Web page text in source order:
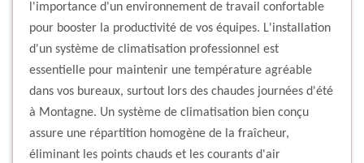
l'importance d'un environnement de travail confortable
pour booster la productivité de vos équipes. L'installation
d'un système de climatisation professionnel est
essentielle pour maintenir une température agréable
dans vos bureaux, surtout lors des chaudes journées d'été
à Montagne. Un système de climatisation bien conçu
assure une répartition homogène de la fraîcheur,
éliminant les points chauds et les courants d'air